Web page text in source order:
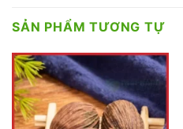
SẢN PHẨM TƯƠNG TỰ